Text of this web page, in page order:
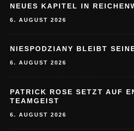
NEUES KAPITEL IN
6. AUGUST 2026
NIESPODZIANY BLEIBT
6. AUGUST 2026
PATRICK ROSE SETZT AUF
TEAMGEIST
6. AUGUST 2026